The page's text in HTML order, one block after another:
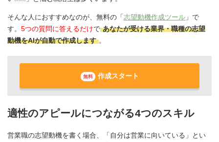
そんな人におすすめなのが、無料の「志望動機作成ツール 」で
す。 5つの質問に答えるだけで あなたが受ける業界・職種の志望
動機をAIが自動で作成します 。
無料 作成スタート
適性のアピールにつながる4つのスキル
営業職の志望動機を書く場合、「自分は営業に向いている」とい